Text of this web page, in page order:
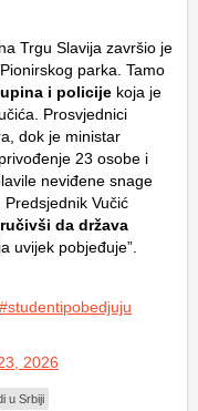
Trgu Slavija završio je
parka. Tamo
i policije koja je
Prosvjednici
dok je ministar
23 osobe i
neviđene snage
Vučić
da država
uvijek pobjeđuje”.
#studentipobedjuju
2026
u Srbiji